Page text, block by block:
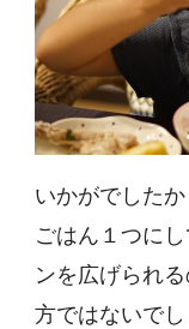
いかがでしたか
ごはん１つに
ンを広げられ
方ではないでし